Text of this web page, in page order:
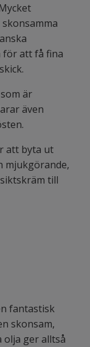
för att få fina
är
även
att byta ut
mjukgörande,
till
fantastisk
skonsam,
olja ger alltså